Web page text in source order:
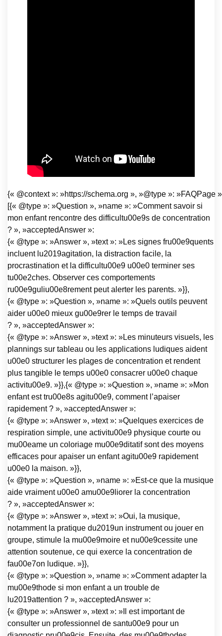
{« @context »: »https://schema.org », »@type »: »FAQPage
[{« @type »: »Question », »name »: »Comment savoir si
mon enfant rencontre des difficultu00e9s de concentration
? », »acceptedAnswer »:
{« @type »: »Answer », »text »: »Les signes fru00e9quents
incluent lu2019agitation, la distraction facile, la
procrastination et la difficultu00e9 u00e0 terminer ses
tu00e2ches. Observer ces comportements
ru00e9guliu00e8rement peut alerter les parents. »}},
{« @type »: »Question », »name »: »Quels outils peuvent
aider u00e0 mieux gu00e9rer le temps de travail
? », »acceptedAnswer »:
{« @type »: »Answer », »text »: »Les minuteurs visuels, les
plannings sur tableau ou les applications ludiques aident
u00e0 structurer les plages de concentration et rendent
plus tangible le temps u00e0 consacrer u00e0 chaque
activitu00e9. »}},{« @type »: »Question », »name »: »Mon
enfant est tru00e8s agitu00e9, comment l’apaiser
rapidement ? », »acceptedAnswer »:
{« @type »: »Answer », »text »: »Quelques exercices de
respiration simple, une activitu00e9 physique courte ou
mu00eame un coloriage mu00e9ditatif sont des moyens
efficaces pour apaiser un enfant agitu00e9 rapidement
u00e0 la maison. »}},
{« @type »: »Question », »name »: »Est-ce que la musique
aide vraiment u00e0 amu00e9liorer la concentration
? », »acceptedAnswer »:
{« @type »: »Answer », »text »: »Oui, la musique,
notamment la pratique du2019un instrument ou jouer en
groupe, stimule la mu00e9moire et nu00e9cessite une
attention soutenue, ce qui exerce la concentration de
fau00e7on ludique. »}},
{« @type »: »Question », »name »: »Comment adapter la
mu00e9thode si mon enfant a un trouble de
lu2019attention ? », »acceptedAnswer »:
{« @type »: »Answer », »text »: »Il est important de
consulter un professionnel de santu00e9 pour un